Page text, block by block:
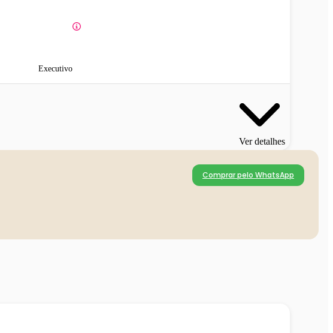
Executivo
Ver detalhes
Comprar pelo WhatsApp